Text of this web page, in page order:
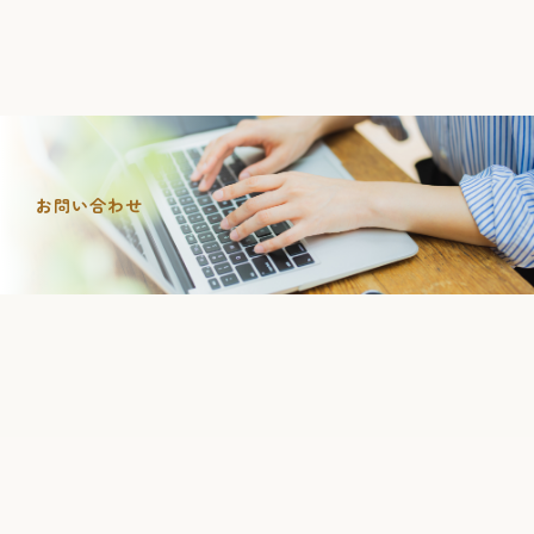
お問い合わせ